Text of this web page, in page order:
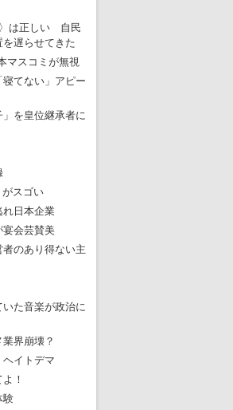
輪サッカー・久保建英が南アの陽性者に「僕らに損ではない
輪関係者が入国当日、築地を散歩！
五輪でIOCラウンジ以外にVIPルーム、広告代理店は物品購入
〉は正しい 自民
遅らせてきた
マスコミが無視
てない」アピー
を皇位継承者に
スゴい
れ日本企業
宴会芸賛美
のあり得ない主
た音楽が政治に
界崩壊？
イトデマ
！
験